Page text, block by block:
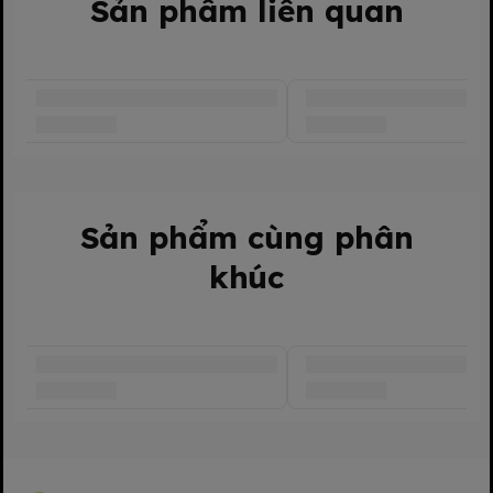
Sản phẩm liên quan
Sản phẩm cùng phân
khúc